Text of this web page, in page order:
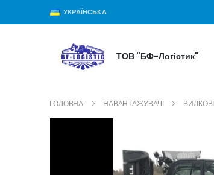
УКРАЇНСЬКА
ТОВ "БФ-Логістик"
ГОЛОВНА НАВАНТАЖУВАЧІ